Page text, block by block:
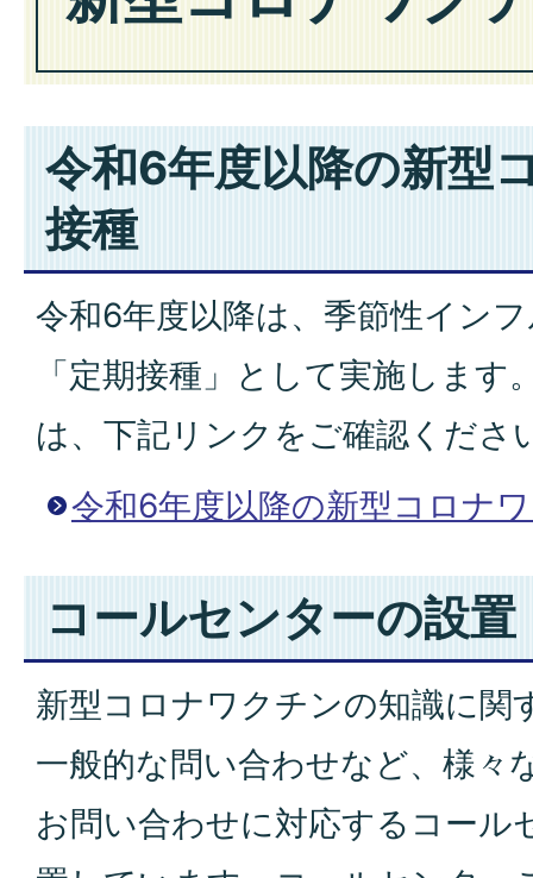
令和6年度以降の新型
接種
令和6年度以降は、季節性イン
「定期接種」として実施しま
は、下記リンクをご確認くださ
令和6年度以降の新型コロナ
コールセンターの設置
新型コロナワクチンの知識に関
一般的な問い合わせなど、様々
お問い合わせに対応するコール